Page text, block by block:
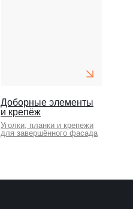
Уголки, планки и крепежи
для завершённого фасада
Доборные элементы
и крепёж